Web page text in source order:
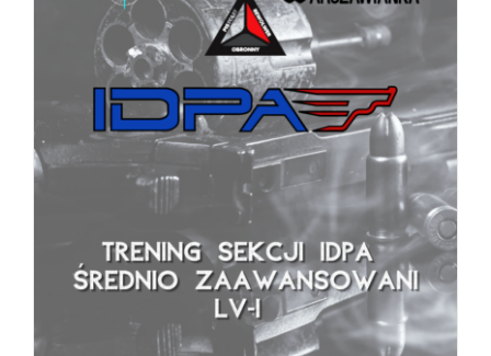
BOOK / SZCZEGÓŁY